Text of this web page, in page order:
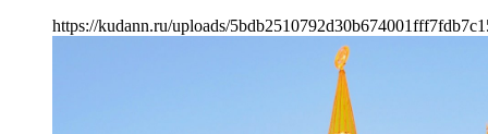
https://kudann.ru/uploads/